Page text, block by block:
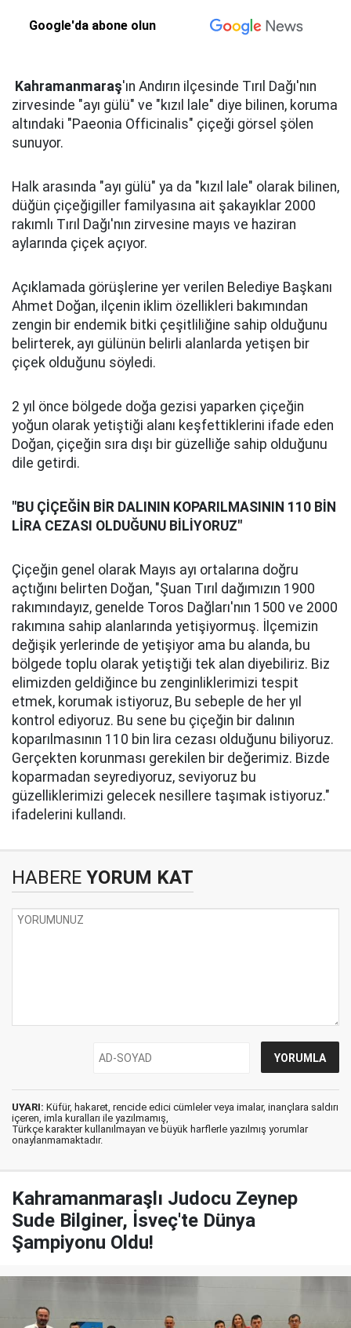
Google'da abone olun
Kahramanmaraş'ın Andırın ilçesinde Tırıl Dağı'nın
zirvesinde "ayı gülü" ve "kızıl lale" diye bilinen, koruma
altındaki "Paeonia Officinalis" çiçeği görsel şölen
sunuyor.
Halk arasında "ayı gülü" ya da "kızıl lale" olarak bilinen,
düğün çiçeğigiller familyasına ait şakayıklar 2000
rakımlı Tırıl Dağı'nın zirvesine mayıs ve haziran
aylarında çiçek açıyor.
Açıklamada görüşlerine yer verilen Belediye Başkanı
Ahmet Doğan, ilçenin iklim özellikleri bakımından
zengin bir endemik bitki çeşitliliğine sahip olduğunu
belirterek, ayı gülünün belirli alanlarda yetişen bir
çiçek olduğunu söyledi.
2 yıl önce bölgede doğa gezisi yaparken çiçeğin
yoğun olarak yetiştiği alanı keşfettiklerini ifade eden
Doğan, çiçeğin sıra dışı bir güzelliğe sahip olduğunu
dile getirdi.
"BU ÇİÇEĞİN BİR DALININ KOPARILMASININ 110 BİN
LİRA CEZASI OLDUĞUNU BİLİYORUZ"
Çiçeğin genel olarak Mayıs ayı ortalarına doğru
açtığını belirten Doğan, "Şuan Tırıl dağımızın 1900
rakımındayız, genelde Toros Dağları'nın 1500 ve 2000
rakımına sahip alanlarında yetişiyormuş. İlçemizin
değişik yerlerinde de yetişiyor ama bu alanda, bu
bölgede toplu olarak yetiştiği tek alan diyebiliriz. Biz
elimizden geldiğince bu zenginliklerimizi tespit
etmek, korumak istiyoruz, Bu sebeple de her yıl
kontrol ediyoruz. Bu sene bu çiçeğin bir dalının
koparılmasının 110 bin lira cezası olduğunu biliyoruz.
Gerçekten korunması gerekilen bir değerimiz. Bizde
koparmadan seyrediyoruz, seviyoruz bu
güzelliklerimizi gelecek nesillere taşımak istiyoruz."
ifadelerini kullandı.
HABERE YORUM KAT
UYARI: Küfür, hakaret, rencide edici cümleler veya imalar, inançlara saldırı
içeren, imla kuralları ile yazılmamış,
Türkçe karakter kullanılmayan ve büyük harflerle yazılmış yorumlar
onaylanmamaktadır.
Kahramanmaraşlı Judocu Zeynep
Sude Bilginer, İsveç'te Dünya
Şampiyonu Oldu!